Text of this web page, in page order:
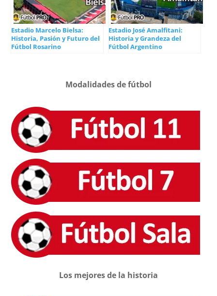
Estadio Marcelo Bielsa:
Historia, Pasión y Futuro del
Fútbol Rosarino
Estadio José Amalfitani:
Historia y Grandeza del
Fútbol Argentino
Modalidades de fútbol
Los mejores de la historia